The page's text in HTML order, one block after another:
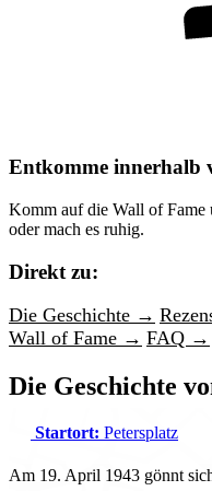
Entkomme innerhalb
Komm auf die Wall of Fame
oder mach es ruhig.
Direkt zu:
Die Geschichte →
Wall of Fame → FAQ →
Die Geschichte
Startort: Petersplatz
Am 19. April 1943 gönnt